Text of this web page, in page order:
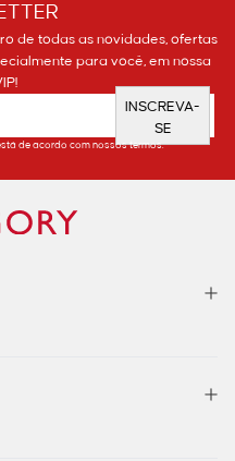
de todas as novidades, ofertas
para você, em nossa
INSCREVA-
SE
de acordo com nossos termos.